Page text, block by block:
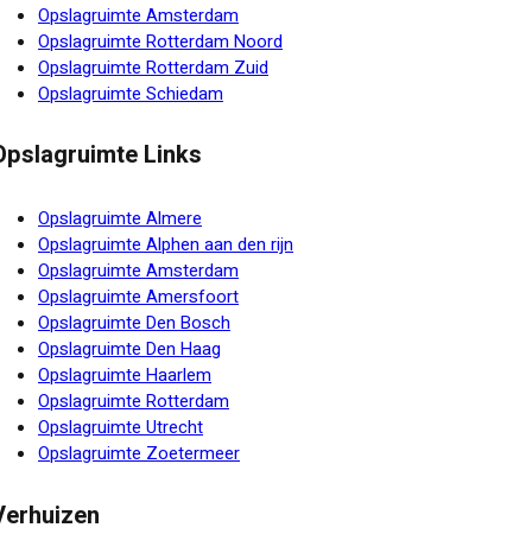
Opslagruimte Amsterdam
Opslagruimte Rotterdam Noord
Opslagruimte Rotterdam Zuid
Opslagruimte Schiedam
Links
Opslagruimte Almere
Opslagruimte Alphen aan den rijn
Opslagruimte Amsterdam
Opslagruimte Amersfoort
Opslagruimte Den Bosch
Opslagruimte Den Haag
Opslagruimte Haarlem
Opslagruimte Rotterdam
Opslagruimte Utrecht
Opslagruimte Zoetermeer